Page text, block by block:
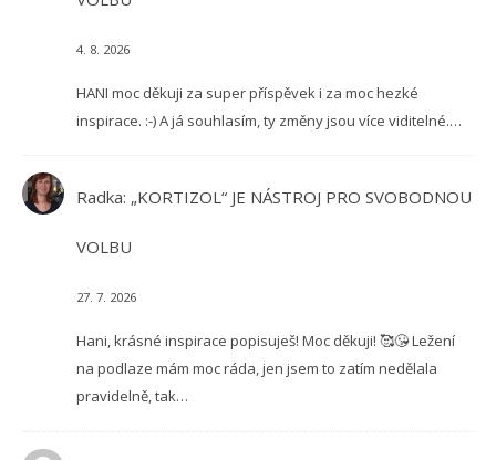
4. 8. 2026
HANI moc děkuji za super příspěvek i za moc hezké
inspirace. :-) A já souhlasím, ty změny jsou více viditelné.…
Radka: „KORTIZOL“ JE NÁSTROJ PRO SVOBODNOU
VOLBU
27. 7. 2026
Hani, krásné inspirace popisuješ! Moc děkuji! 🥰😘 Ležení
na podlaze mám moc ráda, jen jsem to zatím nedělala
pravidelně, tak…